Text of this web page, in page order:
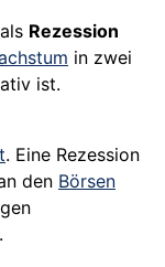
Rezession
in zwei
ist.
. Eine Rezession
den Börsen
.